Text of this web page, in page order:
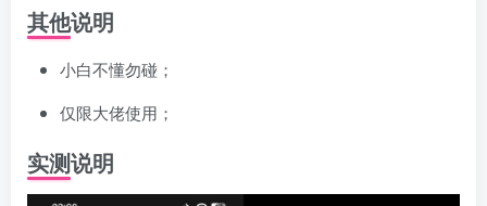
其他说明
小白不懂勿碰；
仅限大佬使用；
实测说明